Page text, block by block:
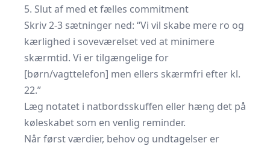
5. Slut af med et fælles commitment
Skriv 2-3 sætninger ned: “Vi vil skabe mere ro og
kærlighed i soveværelset ved at minimere
skærmtid. Vi er tilgængelige for
[børn/vagttelefon] men ellers skærmfri efter kl.
22.”
Læg notatet i natbordsskuffen eller hæng det på
køleskabet som en venlig reminder.
Når først værdier, behov og undtagelser er